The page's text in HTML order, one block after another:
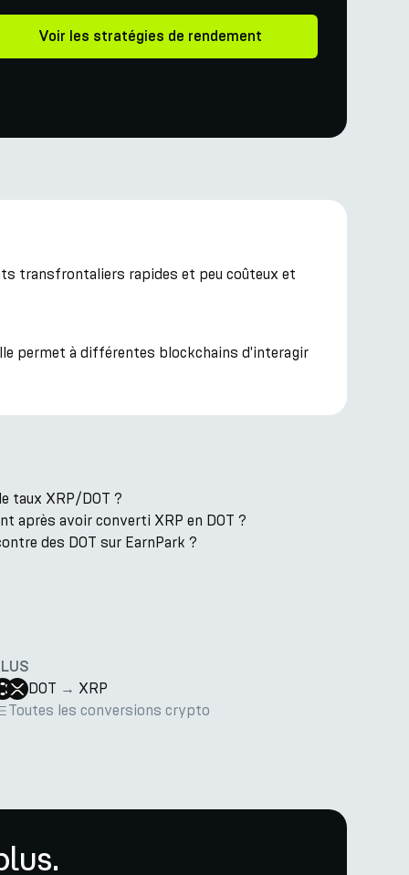
Voir les stratégies de rendement
transfrontaliers rapides et peu coûteux et
permet à différentes blockchains d'interagir
taux XRP/DOT ?
après avoir converti XRP en DOT ?
des DOT sur EarnPark ?
DOT → XRP
Toutes les conversions crypto